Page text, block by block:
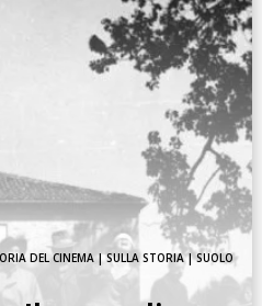
DEL CINEMA|SULLA STORIA|SUOLO